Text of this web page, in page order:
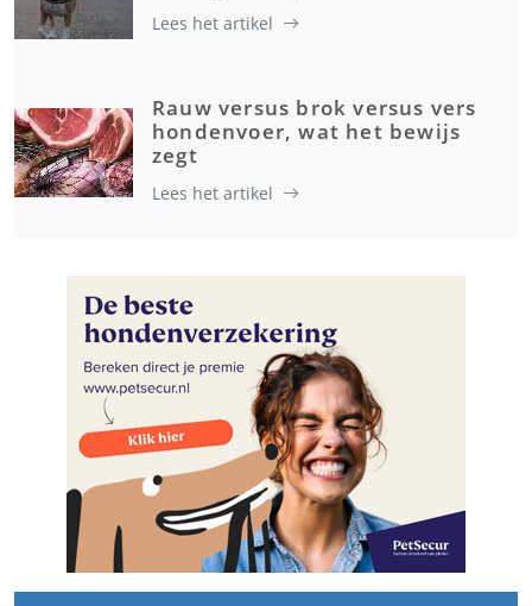
Lees het artikel
Rauw versus brok versus vers
hondenvoer, wat het bewijs
zegt
Lees het artikel